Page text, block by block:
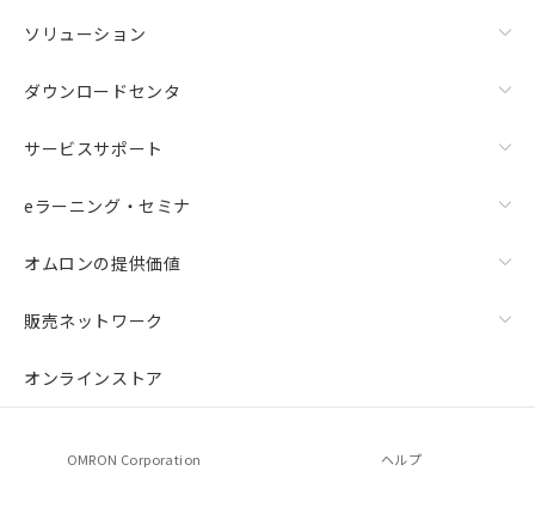
ソリューション
ダウンロードセンタ
サービスサポート
eラーニング・セミナ
オムロンの提供価値
販売ネットワーク
オンラインストア
OMRON Corporation ヘルプ